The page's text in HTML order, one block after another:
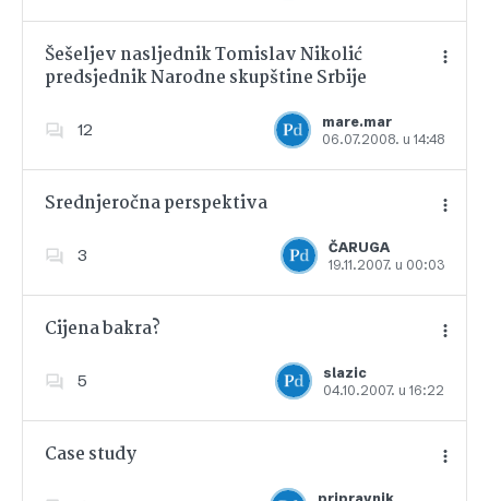
Šešeljev nasljednik Tomislav Nikolić
predsjednik Narodne skupštine Srbije
12
mare.mar
06.07.2008. u 14:48
Dodajte u favorite
Srednjeročna perspektiva
3
ČARUGA
19.11.2007. u 00:03
Dodajte u favorite
Cijena bakra?
5
slazic
04.10.2007. u 16:22
Dodajte u favorite
Case study